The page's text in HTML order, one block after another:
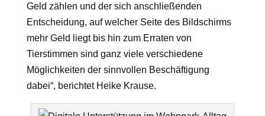
Geld zählen und der sich anschließenden
Entscheidung, auf welcher Seite des Bildschirms
mehr Geld liegt bis hin zum Erraten von
Tierstimmen sind ganz viele verschiedene
Möglichkeiten der sinnvollen Beschäftigung
dabei“, berichtet Heike Krause.